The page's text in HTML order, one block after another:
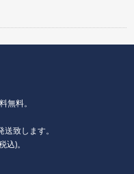
無料。
致します。
)。